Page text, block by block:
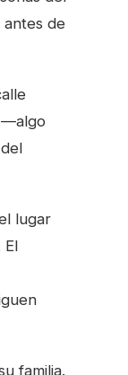
antes de
—algo
lugar
El
familia.